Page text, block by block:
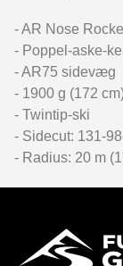
- AR Nose
- Poppel-aske-
- AR75 sidevæg
- 1900 g (172
- Twintip-ski
- Sidecut: 131-
- Radius: 20 m